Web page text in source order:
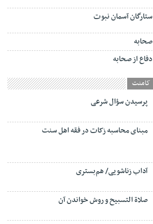
ستارگان آسمان نبوت
صحابه
دفاع از صحابه
کامنت
پرسیدن سؤال شرعی
مبنای محاسبه زکات در فقه اهل سنت
آداب زناشویی/ هم‌بستری
صلاة التسبيح و روش خواندن آن